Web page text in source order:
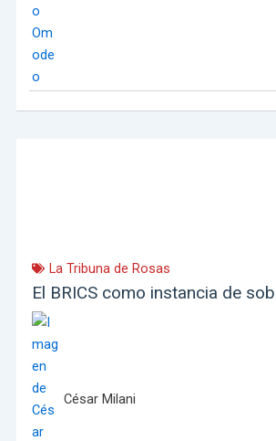
La Tribuna de Rosas
El BRICS como instancia de
César Milani